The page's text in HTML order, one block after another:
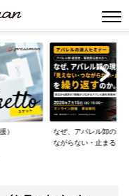
ない・つ
WP10導入事例 : 日本